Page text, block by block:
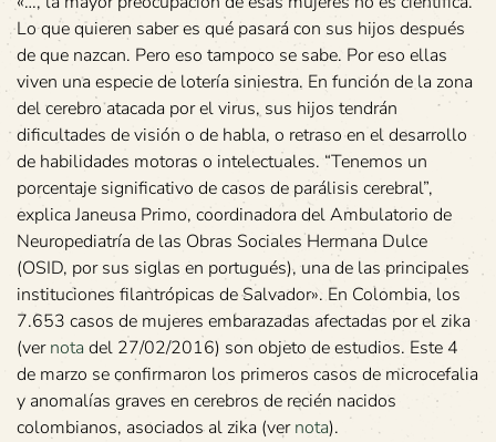
Lo que quieren saber es qué pasará con sus hijos después
de que nazcan. Pero eso tampoco se sabe. Por eso ellas
viven una especie de lotería siniestra. En función de la zona
del cerebro atacada por el virus, sus hijos tendrán
dificultades de visión o de habla, o retraso en el desarrollo
de habilidades motoras o intelectuales. “Tenemos un
porcentaje significativo de casos de parálisis cerebral”,
explica Janeusa Primo, coordinadora del Ambulatorio de
Neuropediatría de las Obras Sociales Hermana Dulce
(OSID, por sus siglas en portugués), una de las principales
instituciones filantrópicas de Salvador». En Colombia, los
7.653 casos de mujeres embarazadas afectadas por el zika
(vernota del 27/02/2016) son objeto de estudios. Este 4
de marzo se confirmaron los primeros casos de microcefalia
y anomalías graves en cerebros de recién nacidos
colombianos, asociados al zika (vernota).